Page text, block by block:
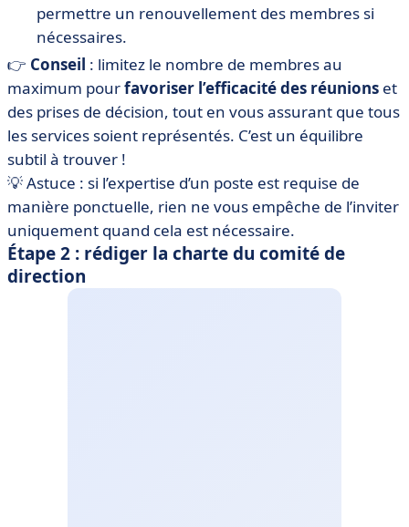
permettre un renouvellement des membres si
nécessaires.
👉 Conseil : limitez le nombre de membres au
maximum pourfavoriser l’efficacité des réunions et
des prises de décision, tout en vous assurant que tous
les services soient représentés. C’est un équilibre
subtil à trouver !
💡 Astuce : si l’expertise d’un poste est requise de
manière ponctuelle, rien ne vous empêche de l’inviter
uniquement quand cela est nécessaire.
Étape 2 : rédiger la charte du comité de
direction